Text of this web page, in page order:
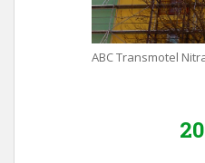
ABC Transmotel